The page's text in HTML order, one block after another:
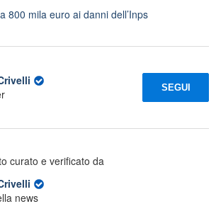
800 mila euro ai danni dell’Inps
SEGUI
curato e verificato da
news